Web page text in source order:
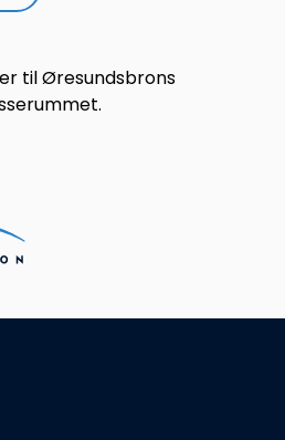
til Øresundsbrons